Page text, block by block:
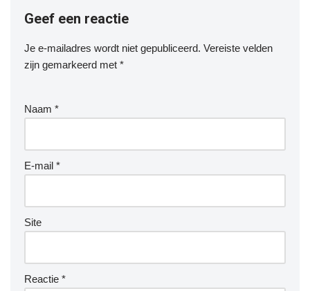
Geef een reactie
Je e-mailadres wordt niet gepubliceerd. Vereiste velden
zijn gemarkeerd met *
Naam *
E-mail *
Site
Reactie *